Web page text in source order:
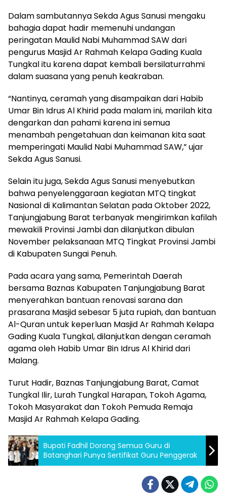
Dalam sambutannya Sekda Agus Sanusi mengaku
bahagia dapat hadir memenuhi undangan
peringatan Maulid Nabi Muhammad SAW dari
pengurus Masjid Ar Rahmah Kelapa Gading Kuala
Tungkal itu karena dapat kembali bersilaturrahmi
dalam suasana yang penuh keakraban.
“Nantinya, ceramah yang disampaikan dari Habib
Umar Bin Idrus Al Khirid pada malam ini, marilah kita
dengarkan dan pahami karena ini semua
menambah pengetahuan dan keimanan kita saat
memperingati Maulid Nabi Muhammad SAW,” ujar
Sekda Agus Sanusi.
Selain itu juga, Sekda Agus Sanusi menyebutkan
bahwa penyelenggaraan kegiatan MTQ tingkat
Nasional di Kalimantan Selatan pada Oktober 2022,
Tanjungjabung Barat terbanyak mengirimkan kafilah
mewakili Provinsi Jambi dan dilanjutkan dibulan
November pelaksanaan MTQ Tingkat Provinsi Jambi
di Kabupaten Sungai Penuh.
Pada acara yang sama, Pemerintah Daerah
bersama Baznas Kabupaten Tanjungjabung Barat
menyerahkan bantuan renovasi sarana dan
prasarana Masjid sebesar 5 juta rupiah, dan bantuan
Al-Quran untuk keperluan Masjid Ar Rahmah Kelapa
Gading Kuala Tungkal, dilanjutkan dengan ceramah
agama oleh Habib Umar Bin Idrus Al Khirid dari
Malang.
Turut Hadir, Baznas Tanjungjabung Barat, Camat
Tungkal Ilir, Lurah Tungkal Harapan, Tokoh Agama,
Tokoh Masyarakat dan Tokoh Pemuda Remaja
Masjid Ar Rahmah Kelapa Gading.
Bupati Fadhil Dorong Semua Guru di
Batanghari Punya Sertifikat Guru Penggerak